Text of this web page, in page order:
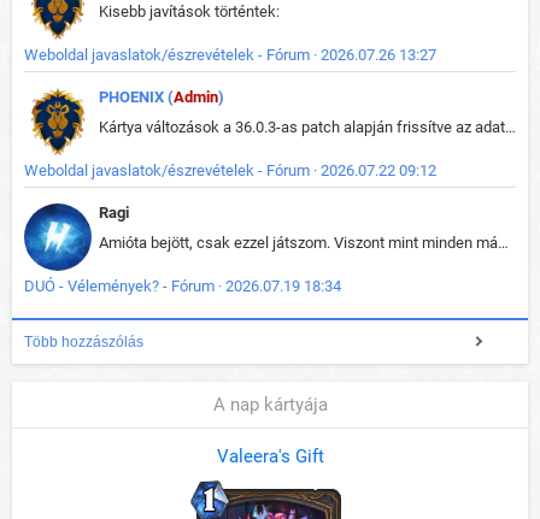
Kisebb javítások történtek:
Weboldal javaslatok/észrevételek - Fórum · 2026.07.26 13:27
PHOENIX (Admin)
Kártya változások a 36.0.3-as patch alapján frissítve az adatbázisban (képek is cserélve).
Weboldal javaslatok/észrevételek - Fórum · 2026.07.22 09:12
Ragi
Amióta bejött, csak ezzel játszom. Viszont mint minden más - akár az alapjáték is, ez is baromira összetett lett. Néha már pár kör után is esélytelen az egész. Vagy irreállisan túltápol valaki, vagy lelép a partner, vagy csak hülye mint a segg. És amikor eljönne az én időm, na akkor jön el mindenki másé is. Engem jobban érdekelne, hogy ki milyen ratingen szokott játszani. Na ez lenne egy érdekes adat.
DUÓ - Vélemények? - Fórum · 2026.07.19 18:34
Több hozzászólás
A nap kártyája
Valeera's Gift